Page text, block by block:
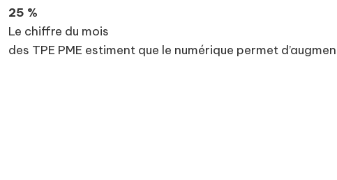
25 %
Le chiffre du mois
des TPE PME estiment que le numérique permet